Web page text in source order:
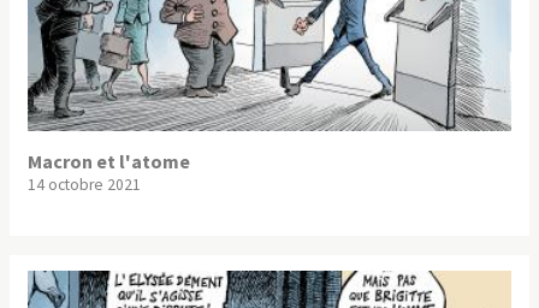
Macron et l'atome
14 octobre 2021